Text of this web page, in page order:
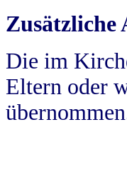
Zusätzliche
Die im
Eltern oder